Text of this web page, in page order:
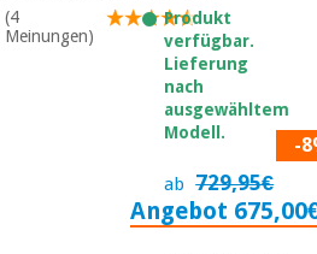
(4
Meinungen)
Produkt
verfügbar.
Lieferung
nach
ausgewähltem
Modell.
-
ab 729,95€
Angebot